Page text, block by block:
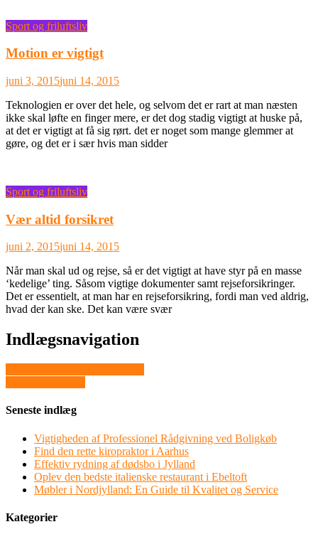
Sport og friluftsliv
Motion er vigtigt
juni 3, 2015juni 14, 2015
Teknologien er over det hele, og selvom det er rart at man næsten
ikke skal løfte en finger mere, er det dog stadig vigtigt at huske på,
at det er vigtigt at få sig rørt. det er noget som mange glemmer at
gøre, og det er i sær hvis man sidder
Sport og friluftsliv
Vær altid forsikret
juni 2, 2015juni 14, 2015
Når man skal ud og rejse, så er det vigtigt at have styr på en masse
‘kedelige’ ting. Såsom vigtige dokumenter samt rejseforsikringer.
Det er essentielt, at man har en rejseforsikring, fordi man ved aldrig,
hvad der kan ske. Det kan være svær
Indlægsnavigation
Seneste indlæg
Vigtigheden af Professionel Rådgivning ved Boligkøb
Find den rette kiropraktor i Aarhus
Effektiv rydning af dødsbo i Jylland
Oplev den bedste italienske restaurant i Ebeltoft
Møbler i Nordjylland: En Guide til Kvalitet og Service
Kategorier